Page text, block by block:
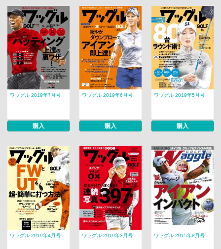
ワッグル 2019年7月号
購入
ワッグル 2019年6月号
購入
ワッグル 2019年5月号
購入
ワッグル 2019年4月号 ワッグル 2019年3月号 ワッグル 2015年8月号